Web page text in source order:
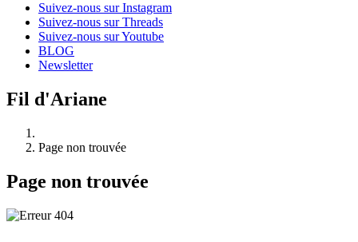
Suivez-nous sur Instagram
Suivez-nous sur Threads
Suivez-nous sur Youtube
BLOG
Newsletter
Fil d'Ariane
Page non trouvée
Page non trouvée